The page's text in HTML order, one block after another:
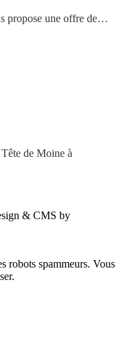
propose une offre de…
de Moine à
& CMS by
robots spammeurs. Vous